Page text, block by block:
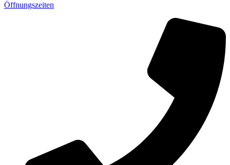
Öffnungszeiten